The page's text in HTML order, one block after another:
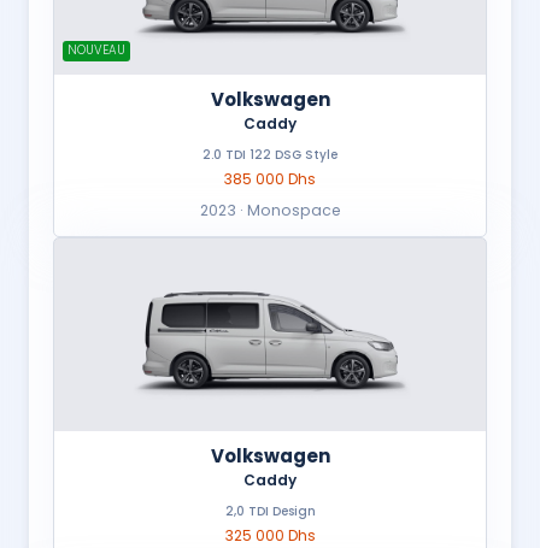
NOUVEAU
Volkswagen
Caddy
2.0 TDI 122 DSG Style
385 000 Dhs
2023 · Monospace
Volkswagen
Caddy
2,0 TDI Design
325 000 Dhs